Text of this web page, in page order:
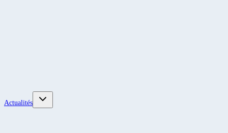
Actualités